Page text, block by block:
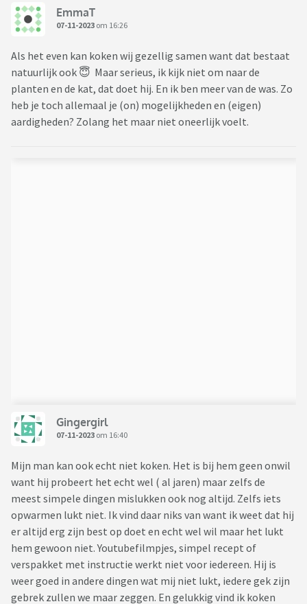
EmmaT
07-11-2023 om 16:26
Als het even kan koken wij gezellig samen want dat bestaat
natuurlijk ook 😇 Maar serieus, ik kijk niet om naar de
planten en de kat, dat doet hij. En ik ben meer van de was. Zo
heb je toch allemaal je (on) mogelijkheden en (eigen)
aardigheden? Zolang het maar niet oneerlijk voelt.
Gingergirl
07-11-2023 om 16:40
Mijn man kan ook echt niet koken. Het is bij hem geen onwil
want hij probeert het echt wel ( al jaren) maar zelfs de
meest simpele dingen mislukken ook nog altijd. Zelfs iets
opwarmen lukt niet. Ik vind daar niks van want ik weet dat hij
er altijd erg zijn best op doet en echt wel wil maar het lukt
hem gewoon niet. Youtubefilmpjes, simpel recept of
verspakket met instructie werkt niet voor iedereen. Hij is
weer goed in andere dingen wat mij niet lukt, iedere gek zijn
gebrek zullen we maar zeggen. En gelukkig vind ik koken